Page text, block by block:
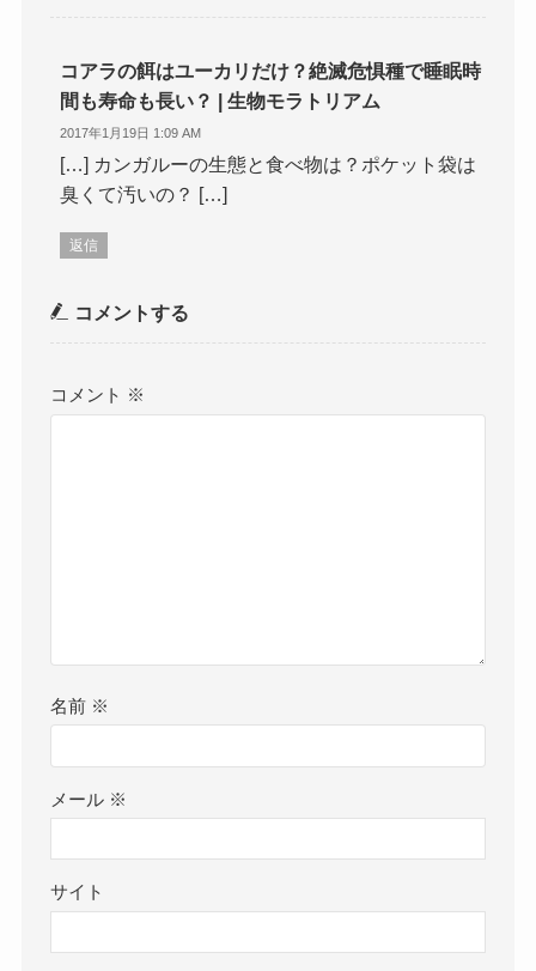
コアラの餌はユーカリだけ？絶滅危惧種で睡眠時
間も寿命も長い？ | 生物モラトリアム
2017年1月19日 1:09 AM
[…] カンガルーの生態と食べ物は？ポケット袋は
臭くて汚いの？ […]
返信
コメントする
コメント ※
名前 ※
メール ※
サイト